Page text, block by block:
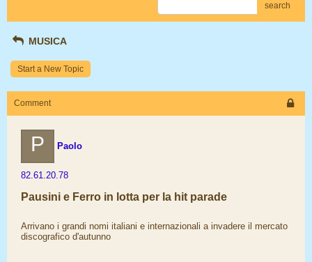
search
MUSICA
Start a New Topic
Comment
P Paolo
82.61.20.78
Pausini e Ferro in lotta per la hit parade
Arrivano i grandi nomi italiani e internazionali a invadere il mercato
discografico d'autunno